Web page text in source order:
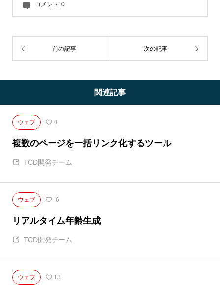
コメント: 0
前の記事 次の記事
関連記事
ウェブ 0
複数のページを一括リンク化するツール
TCD開発チーム
ウェブ -6
リアルタイム年齢生成
TCD開発チーム
ウェブ 13